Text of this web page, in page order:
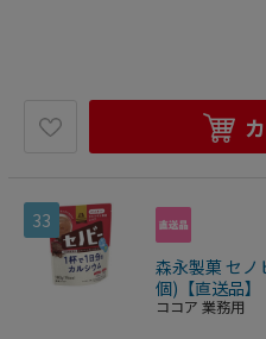
33
森永製菓 セ
個)【直送品】
ココア 業務用